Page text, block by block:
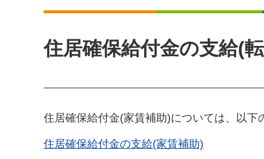
住居確保給付金の支給(
住居確保給付金(家賃補助)については、以下
住居確保給付金の支給(家賃補助)